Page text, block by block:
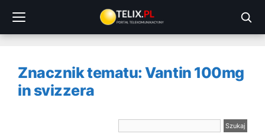
treści
Znacznik tematu: Vantin 100mg
in svizzera